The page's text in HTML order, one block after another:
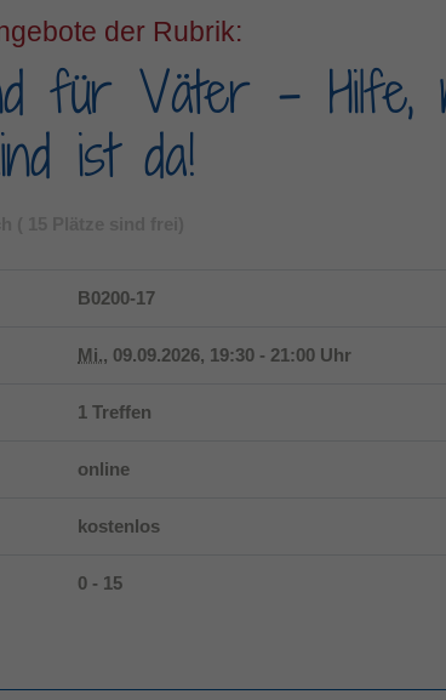
der Rubrik:
für Väter – Hilfe,
ist da!
B0200-17
Mi., 09.09.2026, 19:30 - 21:00 Uhr
1 Treffen
online
kostenlos
0 - 15